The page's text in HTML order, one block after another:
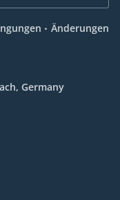
. Änderungen
Germany